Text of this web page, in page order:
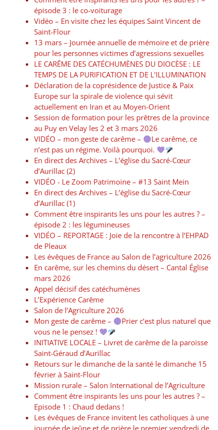
épisode 3 : le co-voiturage
Vidéo – En visite chez les équipes Saint Vincent de
Saint-Flour
13 mars – Journée annuelle de mémoire et de prière
pour les personnes victimes d’agressions sexuelles
LE CARÊME DES CATÉCHUMÈNES DU DIOCÈSE : LE
TEMPS DE LA PURIFICATION ET DE L’ILLUMINATION
Déclaration de la coprésidence de Justice & Paix
Europe sur la spirale de violence qui sévit
actuellement en Iran et au Moyen-Orient
Session de formation pour les prêtres de la province
au Puy en Velay les 2 et 3 mars 2026
VIDÉO – mon geste de carême –
Le carême, ce
n’est pas un régime. Voilà pourquoi.
En direct des Archives – L’église du Sacré-Cœur
d’Aurillac (2)
VIDÉO -​​ Le Zoom Patrimoine – #13 Saint Mein
En direct des Archives – L’église du Sacré-Cœur
d’Aurillac (1)
Comment être inspirants les uns pour les autres ? –
épisode 2 : les légumineuses
VIDÉO – REPORTAGE : Joie de la rencontre à l’EHPAD
de Pleaux
Les évêques de France au Salon de l’agriculture 2026
En carême, sur les chemins du désert – Cantal Église
mars 2026
Appel décisif des catéchumènes
L’Expérience Carême
Salon de l’Agriculture 2026
Mon geste de carême –
Prier c’est plus naturel que
vous ne le pensez !
INITIATIVE LOCALE – Livret de carême de la paroisse
Saint-Géraud d’Aurillac
Retours sur le dimanche de la santé le dimanche 15
février à Saint-Flour
Mission rurale – Salon International de l’Agriculture
Comment être inspirants les uns pour les autres ? –
Episode 1 : Chaud dedans !
Les évêques de France invitent les catholiques à une